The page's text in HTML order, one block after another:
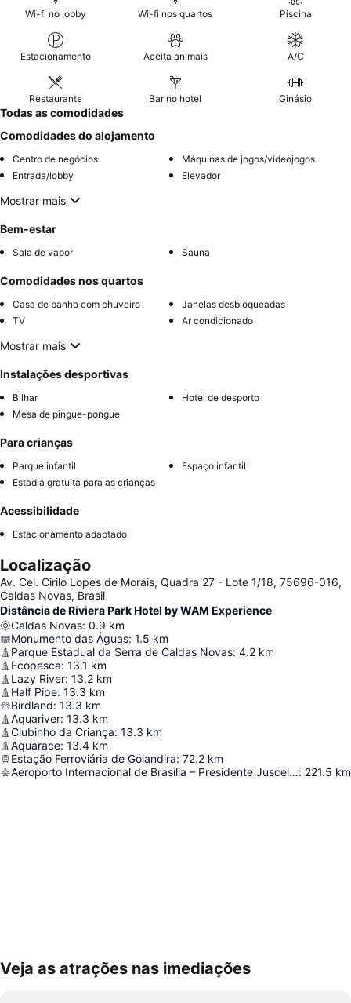
Wi-fi no lobby Wi-fi nos quartos Piscina
Estacionamento Aceita animais A/C
Restaurante Bar no hotel Ginásio
Todas as comodidades
Comodidades do alojamento
Centro de negócios
Máquinas de jogos/videojogos
Entrada/lobby
Elevador
Mostrar mais
Bem-estar
Sala de vapor Sauna
Comodidades nos quartos
Casa de banho com chuveiro
Janelas desbloqueadas
TV
Ar condicionado
Mostrar mais
Instalações desportivas
Bilhar
Hotel de desporto
Mesa de pingue-pongue
Para crianças
Parque infantil
Espaço infantil
Estadia gratuita para as crianças
Acessibilidade
Estacionamento adaptado
Localização
Av. Cel. Cirilo Lopes de Morais, Quadra 27 - Lote 1/18, 75696-016,
Caldas Novas, Brasil
Distância de Riviera Park Hotel by WAM Experience
Caldas Novas: 0.9 km
Monumento das Águas: 1.5 km
Parque Estadual da Serra de Caldas Novas: 4.2 km
Ecopesca: 13.1 km
Lazy River: 13.2 km
Half Pipe: 13.3 km
Birdland: 13.3 km
Aquariver: 13.3 km
Clubinho da Criança: 13.3 km
Aquarace: 13.4 km
Estação Ferroviária de Goiandira: 72.2 km
Aeroporto Internacional de Brasília – Presidente Juscelino Kubitschek: 221.5 km
Ampliar mapa
Veja as atrações nas imediações